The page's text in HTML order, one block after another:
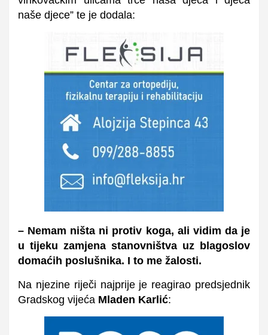
naše djece” te je dodala:
– Nemam ništa ni protiv koga, ali vidim da je
u tijeku zamjena stanovništva uz blagoslov
domaćih poslušnika. I to me žalosti.
Na njezine riječi najprije je reagirao predsjednik
Gradskog vijeća Mladen Karlić: